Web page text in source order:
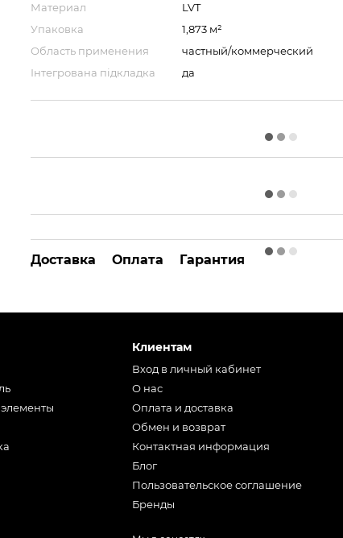
Материал
LVT
Упаковка
1,873 м²
Область применения
частный/коммерческий
Інтегрована підкладка
да
Доставка Оплата Гарантия
Клиентам
Вход в личный кабинет
О нас
Оплата и доставка
Обмен и возврат
Контактная информация
Блог
Пользовательское соглашение
Бренды